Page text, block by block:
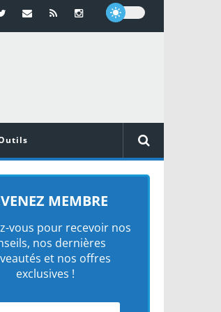
MEMBRE
vous pour recevoir nos
nos dernières
et nos offres
exclusives !